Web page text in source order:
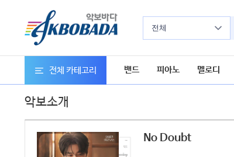
전체
전체 카테고리 밴드 피아노 멜로디
악보소개
No Doubt